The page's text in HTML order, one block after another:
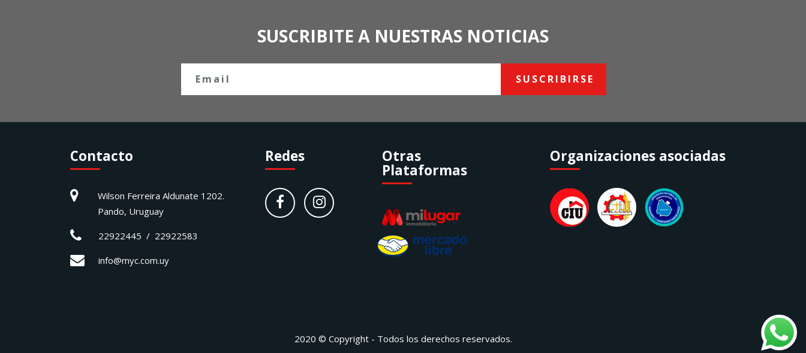
SUSCRIBITE A NUESTRAS NOTICIAS
SUSCRIBIRSE
Contacto
Wilson Ferreira Aldunate 1202.
Pando, Uruguay
22922445 / 22922583
info@myc.com.uy
Redes Otras
Plataformas
Organizaciones asociadas
2020 © Copyright - Todos los derechos reservados.